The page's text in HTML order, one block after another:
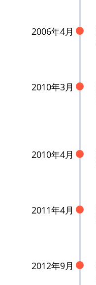
2006年4月
2010年3月
2010年4月
2011年4月
2012年9月